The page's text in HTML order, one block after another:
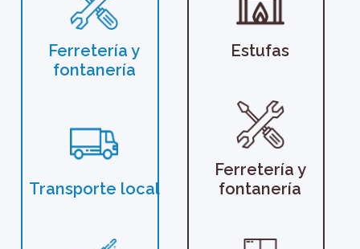
Ferretería y
fontanería
Transporte local
Estufas
Ferretería y
fontanería